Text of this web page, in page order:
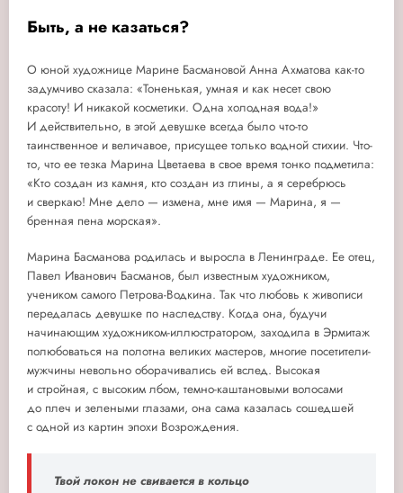
Быть, а не казаться?
О юной художнице Марине Басмановой Анна Ахматова как-то
задумчиво сказала: «Тоненькая, умная и как несет свою
красоту! И никакой косметики. Одна холодная вода!»
И действительно, в этой девушке всегда было что-то
таинственное и величавое, присущее только водной стихии. Что-
то, что ее тезка Марина Цветаева в свое время тонко подметила:
«Кто создан из камня, кто создан из глины, а я серебрюсь
и сверкаю! Мне дело — измена, мне имя — Марина, я —
бренная пена морская».
Марина Басманова родилась и выросла в Ленинграде. Ее отец,
Павел Иванович Басманов, был известным художником,
учеником самого Петрова-Водкина. Так что любовь к живописи
передалась девушке по наследству. Когда она, будучи
начинающим художником-иллюстратором, заходила в Эрмитаж
полюбоваться на полотна великих мастеров, многие посетители-
мужчины невольно оборачивались ей вслед. Высокая
и стройная, с высоким лбом, темно-каштановыми волосами
до плеч и зелеными глазами, она сама казалась сошедшей
с одной из картин эпохи Возрождения.
Твой локон не свивается в кольцо